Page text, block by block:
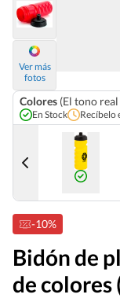
Ver más
fotos
Colores (El tono
En Stock Recíbelo
-10%
Bidón de
de colores